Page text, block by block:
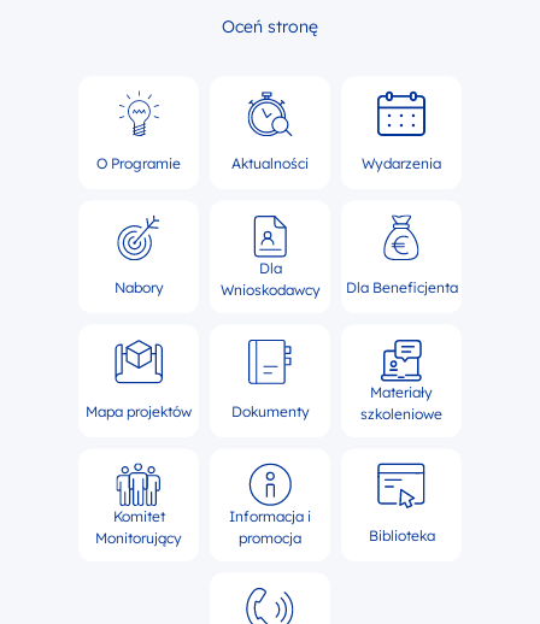
Oceń stronę
O Programie Aktualności Wydarzenia
Nabory
Dla
Wnioskodawcy
Dla Beneficjenta
Mapa projektów Dokumenty
Materiały
szkoleniowe
Komitet
Monitorujący
Informacja i
promocja
Biblioteka